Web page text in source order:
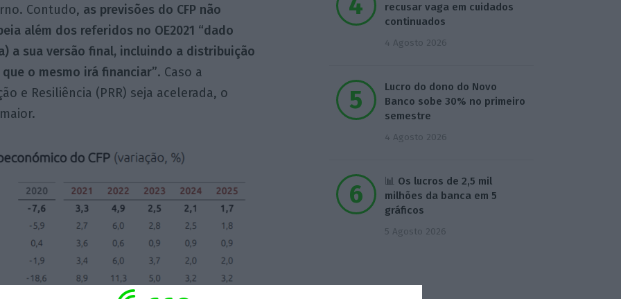
Contudo, as previsões do CFP não
além dos referidos no OE2021 “dado
a sua versão final, incluindo a distribuição
o mesmo irá financiar”. Caso a
e Resiliência (PRR) seja acelerada, o
recusar vaga em cuidados
continuados
4 Agosto 2026
Lucro do dono do Novo
Banco sobe 30% no primeiro
semestre
4 Agosto 2026
📊 Os lucros de 2,5 mil
milhões da banca em 5
gráficos
5 Agosto 2026